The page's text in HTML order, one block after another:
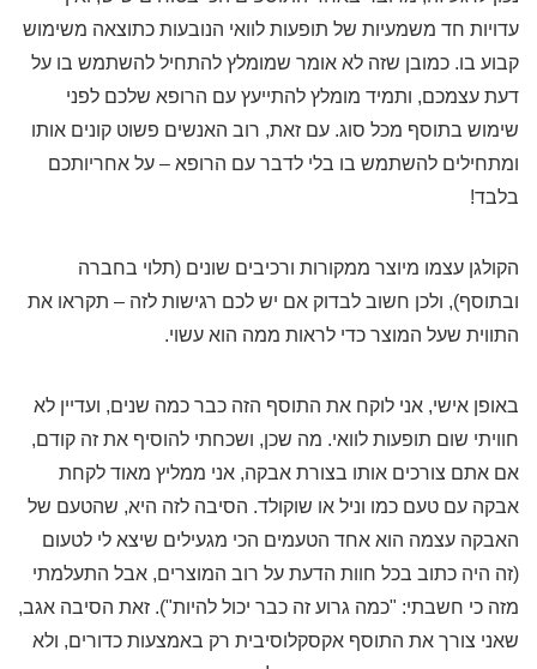
עדויות חד משמעיות של תופעות לוואי הנובעות כתוצאה משימוש
קבוע בו. כמובן שזה לא אומר שמומלץ להתחיל להשתמש בו על
דעת עצמכם, ותמיד מומלץ להתייעץ עם הרופא שלכם לפני
שימוש בתוסף מכל סוג. עם זאת, רוב האנשים פשוט קונים אותו
ומתחילים להשתמש בו בלי לדבר עם הרופא – על אחריותכם
בלבד!
הקולגן עצמו מיוצר ממקורות ורכיבים שונים (תלוי בחברה
ובתוסף), ולכן חשוב לבדוק אם יש לכם רגישות לזה – תקראו את
התווית שעל המוצר כדי לראות ממה הוא עשוי.
באופן אישי, אני לוקח את התוסף הזה כבר כמה שנים, ועדיין לא
חוויתי שום תופעות לוואי. מה שכן, ושכחתי להוסיף את זה קודם,
אם אתם צורכים אותו בצורת אבקה, אני ממליץ מאוד לקחת
אבקה עם טעם כמו וניל או שוקולד. הסיבה לזה היא, שהטעם של
האבקה עצמה הוא אחד הטעמים הכי מגעילים שיצא לי לטעום
(זה היה כתוב בכל חוות הדעת על רוב המוצרים, אבל התעלמתי
מזה כי חשבתי: "כמה גרוע זה כבר יכול להיות"). זאת הסיבה אגב,
שאני צורך את התוסף אקסקלוסיבית רק באמצעות כדורים, ולא